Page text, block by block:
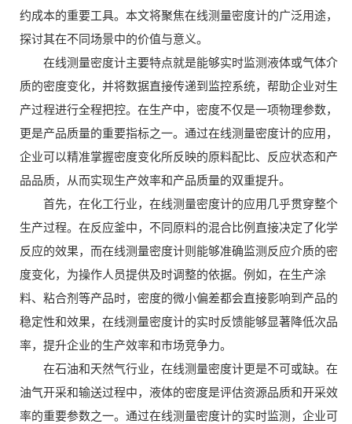
约成本的重要工具。本文将聚焦在线测量密度计的广泛用途，
探讨其在不同场景中的价值与意义。
在线测量密度计主要特点就是能够实时监测液体或气体介
质的密度变化，并将数据直接传递到监控系统，帮助企业对生
产过程进行全程把控。在生产中，密度不仅是一项物理参数，
更是产品质量的重要指标之一。通过在线测量密度计的应用，
企业可以精准掌握密度变化所反映的原料配比、反应状态和产
品品质，从而实现生产效率和产品质量的双重提升。
首先，在化工行业，在线测量密度计的应用几乎贯穿整个
生产过程。在反应釜中，不同原料的混合比例直接决定了化学
反应的效果，而在线测量密度计则能够准确监测反应介质的密
度变化，为操作人员提供及时调整的依据。例如，在生产涂
料、粘合剂等产品时，密度的微小偏差都会直接影响到产品的
稳定性和效果，在线测量密度计的实时反馈能够显著降低次品
率，提升企业的生产效率和市场竞争力。
在石油和天然气行业，在线测量密度计更是不可或缺。在
油气开采和输送过程中，液体的密度是评估资源品质和开采效
率的重要参数之一。通过在线测量密度计的实时监测，企业可